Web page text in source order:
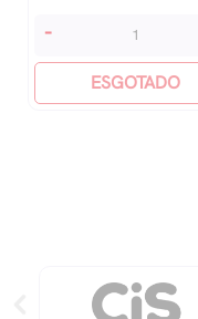
Mulheres
-
-
ESGOTADO